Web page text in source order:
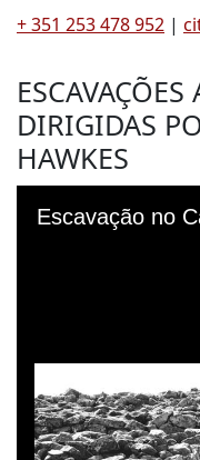
+ 351 253 478 952 |
DIRIGIDAS
HAWKES
Media Viewer
Escavação no